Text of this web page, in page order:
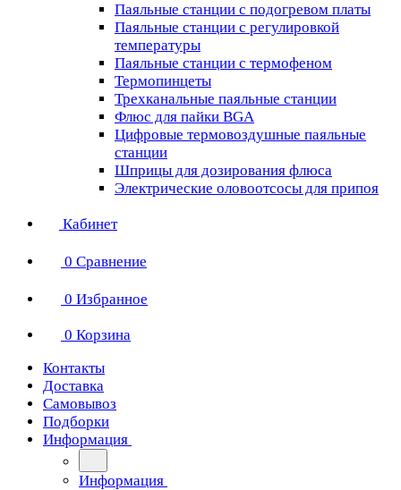
Паяльные станции с подогревом платы
Паяльные станции с регулировкой
температуры
Паяльные станции с термофеном
Термопинцеты
Трехканальные паяльные станции
Флюс для пайки BGA
Цифровые термовоздушные паяльные
станции
Шприцы для дозирования флюса
Электрические оловоотсосы для припоя
Кабинет
0 Сравнение
0 Избранное
0 Корзина
Контакты
Доставка
Самовывоз
Подборки
Информация
Информация